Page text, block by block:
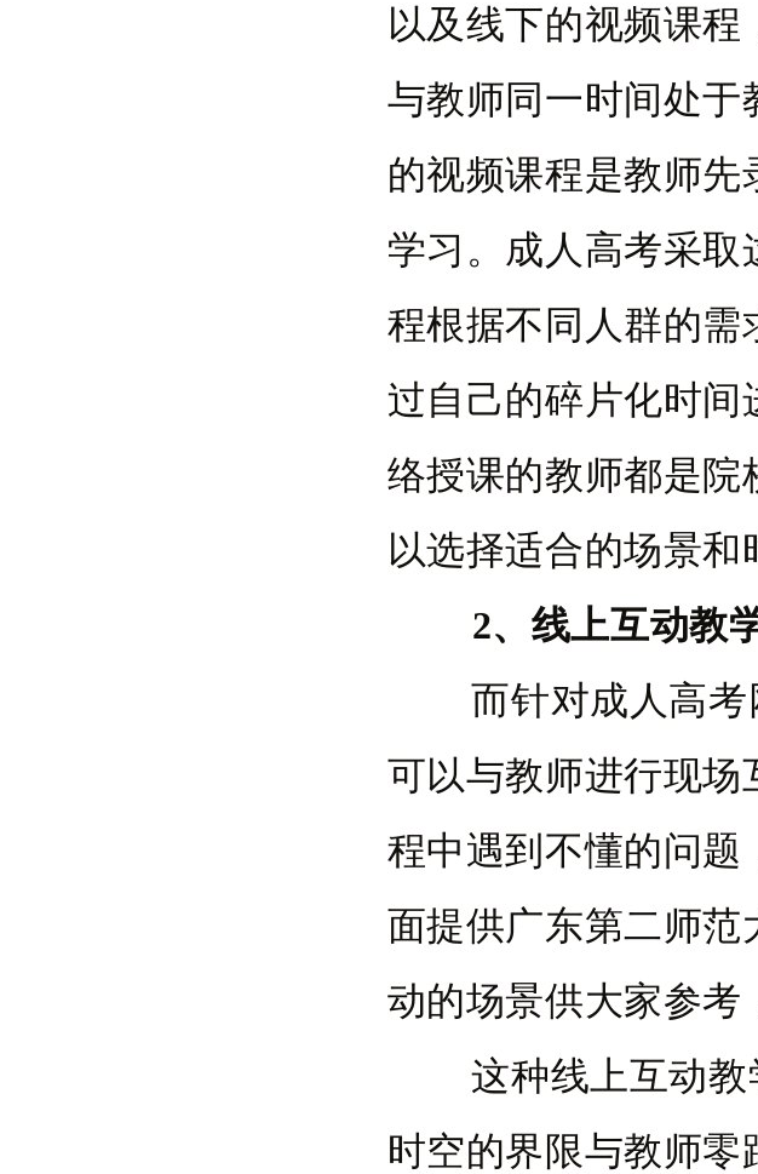
以及线下的视频课
与教师同一时间处于
的视频课程是教师
学习。成人高考采
程根据不同人群的需
过自己的碎片化时间
络授课的教师都是院
以选择适合的场景和
2、线上互动教
而针对成人高考
可以与教师进行现场
程中遇到不懂的问题
面提供广东第二师范
动的场景供大家参考
这种线上互动教
时空的界限与教师